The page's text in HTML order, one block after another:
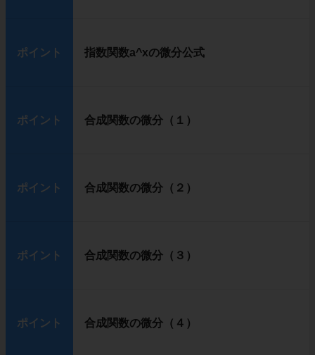
ポイント 指数関数a^xの微分公式
ポイント 合成関数の微分（１）
ポイント 合成関数の微分（２）
ポイント 合成関数の微分（３）
ポイント 合成関数の微分（４）